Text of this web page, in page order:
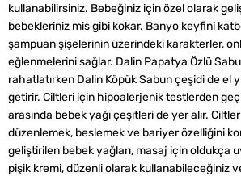
kullanabilirsiniz. Bebeğiniz için özel olarak
bebekleriniz mis gibi kokar. Banyo keyfini
şampuan şişelerinin üzerindeki karakterler,
eğlenmelerini sağlar. Dalin Papatya Özlü
rahatlatırken Dalin Köpük Sabun çeşidi de el
getirir. Ciltleri için hipoalerjenik testlerden
arasında bebek yağı çeşitleri de yer alır.
düzenlemek, beslemek ve bariyer özelliğini
geliştirilen bebek yağları, masaj için oldukça
pişik kremi, düzenli olarak kullanabileceğiniz